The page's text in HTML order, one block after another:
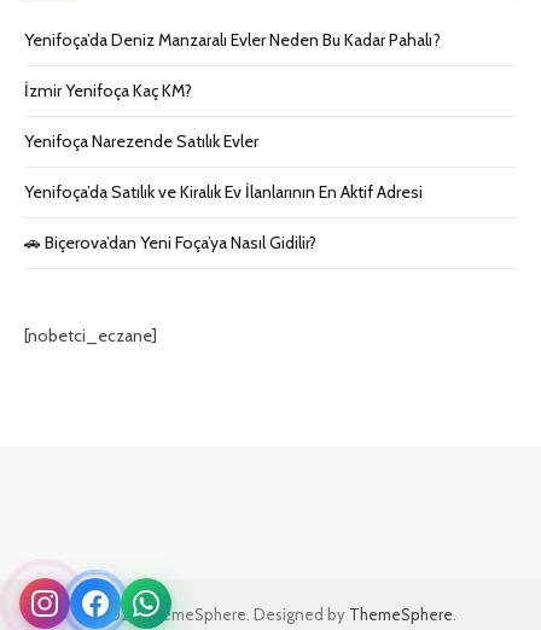
Yenifoça’da Deniz Manzaralı Evler Neden Bu Kadar Pahalı?
İzmir Yenifoça Kaç KM?
Yenifoça Narezende Satılık Evler
Yenifoça’da Satılık ve Kiralık Ev İlanlarının En Aktif Adresi
🚗 Biçerova’dan Yeni Foça’ya Nasıl Gidilir?
[nobetci_eczane]
© 2026 ThemeSphere. Designed by ThemeSphere